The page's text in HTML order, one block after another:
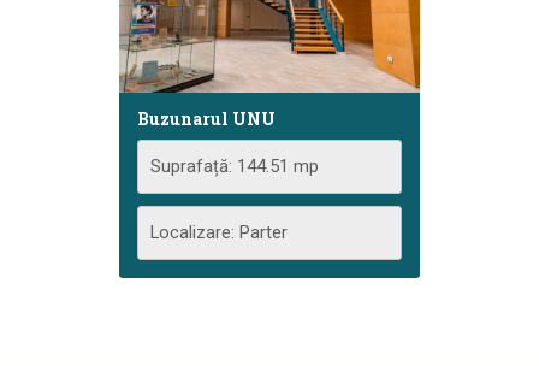
Buzunarul UNU
Suprafață: 144.51 mp
Localizare: Parter